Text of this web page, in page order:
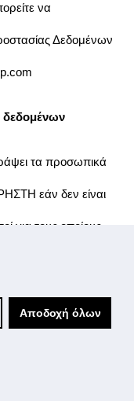
να
Δεδομένων
τα προσωπικά
εάν δεν είναι
για τους οποίους
για μεγαλύτερο
σχετικά με το
Αποδοχή όλων